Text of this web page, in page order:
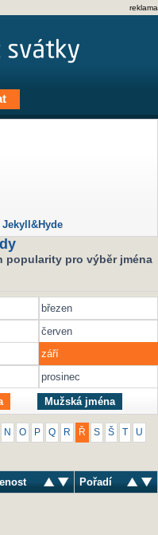
reklama
popularity pro výběr jména
březen
červen
září
prosinec
Mužská jména
N O P Q R Ř S Š U
Pořadí